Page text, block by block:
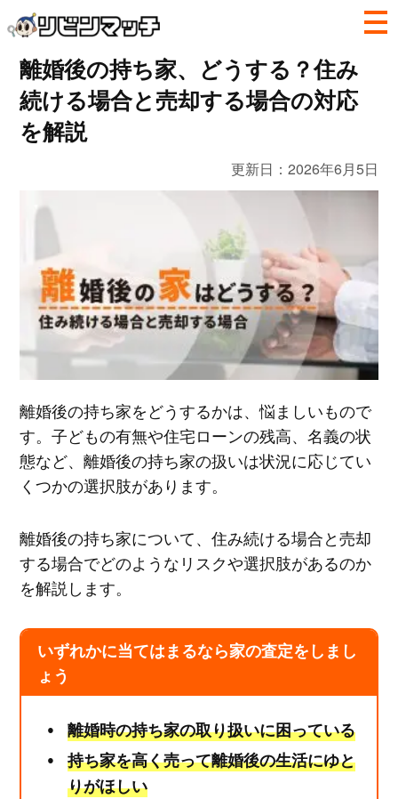
離婚後の持ち家、どうする？住み
続ける場合と売却する場合の対応
を解説
更新日：2026年6月5日
離婚後の持ち家をどうするかは、悩ましいもので
す。子どもの有無や住宅ローンの残高、名義の状
態など、離婚後の持ち家の扱いは状況に応じてい
くつかの選択肢があります。
離婚後の持ち家について、住み続ける場合と売却
する場合でどのようなリスクや選択肢があるのか
を解説します。
いずれかに当てはまるなら家の査定をしまし
ょう
離婚時の持ち家の取り扱いに困っている
持ち家を高く売って離婚後の生活にゆと
りがほしい